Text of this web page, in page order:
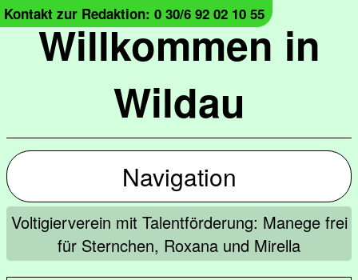
Willkommen in
Wildau
Kontakt zur Redaktion: 0 30/6 92 02 10 55
Navigation
Voltigierverein mit Talentförderung: Manege frei
für Sternchen, Roxana und Mirella